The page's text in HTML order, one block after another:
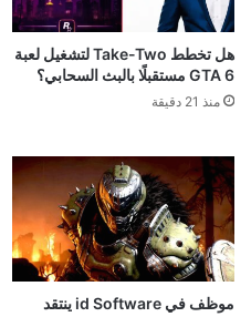
هل تخطط Take-Two لتشغيل لعبة
GTA 6 مستقبلًا بالبث السحابي؟
منذ 21 دقيقة
موظف في id Software ينتقد